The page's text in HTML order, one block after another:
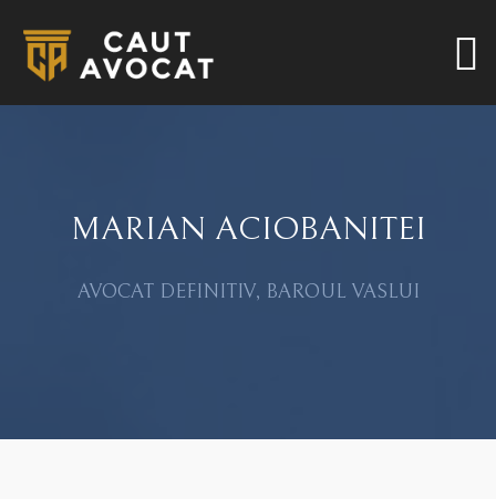
MARIAN ACIOBANITEI
AVOCAT DEFINITIV, BAROUL VASLUI